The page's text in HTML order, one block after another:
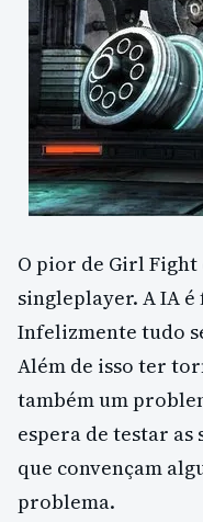
O pior de Girl
singleplayer. A IA
Infelizmente tudo
Além de isso ter
também um
espera de testar
que convençam
problema.